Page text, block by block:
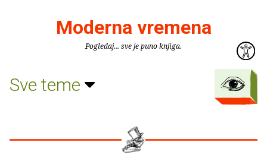
Moderna vremena
Pogledaj... sve je puno knjiga.
Sve teme